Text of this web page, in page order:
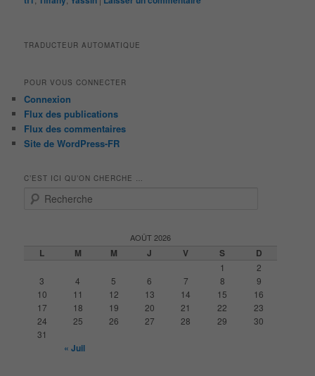
TRADUCTEUR AUTOMATIQUE
POUR VOUS CONNECTER
Connexion
Flux des publications
Flux des commentaires
Site de WordPress-FR
C’EST ICI QU’ON CHERCHE …
AOÛT 2026
L M M J V S D
1
2
3
4 5 6 7 8
9
10
11 12 13 14 15
16
17
18 19 20 21 22
23
24
25 26 27 28 29
30
31
« Juil